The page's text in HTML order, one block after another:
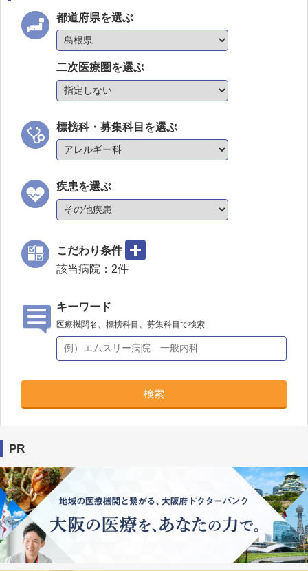
都道府県を選ぶ
二次医療圏を選ぶ
標榜科・募集科目を選ぶ
疾患を選ぶ
こだわり条件
該当病院： 2件
キーワード
医療機関名、標榜科目、募集科目で検索
検索
PR